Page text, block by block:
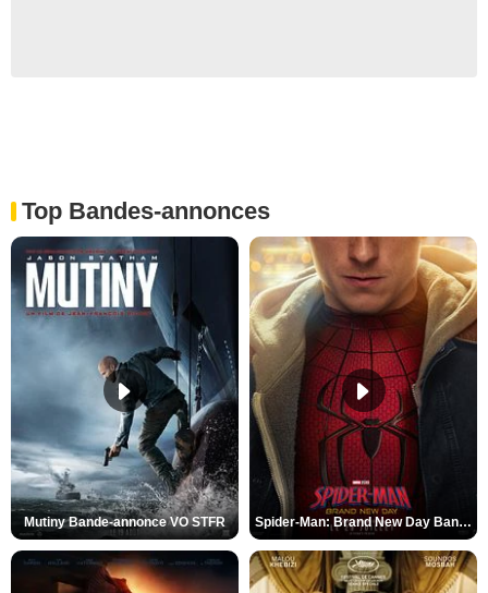
Top Bandes-annonces
Mutiny Bande-annonce VO STFR Spider-Man: Brand New Day Bande-annonce VO STFR